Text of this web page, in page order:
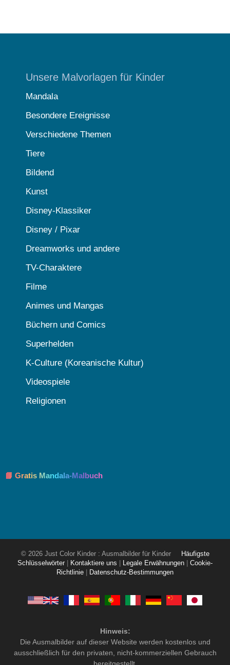
Unsere Malvorlagen für Kinder
Mandala
Besondere Ereignisse
Verschiedene Themen
Tiere
Bildend
Kunst
Disney-Klassiker
Disney / Pixar
Dreamworks und andere
TV-Charaktere
Filme
Animes und Mangas
Büchern und Comics
Superhelden
K-Culture (Koreanische Kultur)
Videospiele
Religionen
📘 Gratis Mandala-Malbuch
© 2026 Just Color Kinder : Ausmalbilder für Kinder
Häufigste
Schlüsselwörter
Kontaktiere uns Legale Erwähnungen
Cookie-
Richtlinie
Datenschutz-Bestimmungen
Hinweis:
Die Ausmalbilder auf dieser Website werden kostenlos und
ausschließlich für den privaten, nicht-kommerziellen Gebrauch